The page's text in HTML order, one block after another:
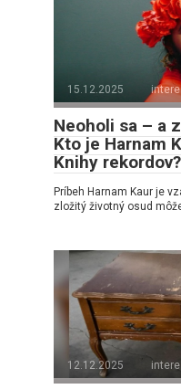
15.12.2025
Neoholi sa – a
Kto je Harnam
Knihy rekordov?
Príbeh Harnam Kaur je
zložitý životný osud
12.12.2025